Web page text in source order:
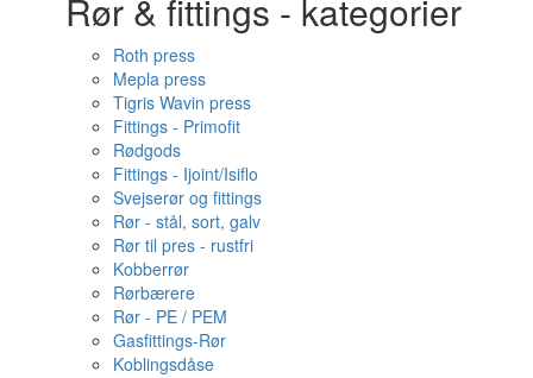
Rør & fittings - kategorier
Roth press
Mepla press
Tigris Wavin press
Fittings - Primofit
Rødgods
Fittings - Ijoint/Isiflo
Svejserør og fittings
Rør - stål, sort, galv
Rør til pres - rustfri
Kobberrør
Rørbærere
Rør - PE / PEM
Gasfittings-Rør
Koblingsdåse